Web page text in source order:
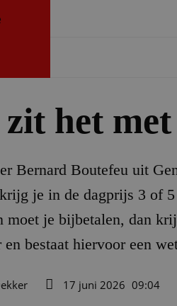
zit het
Bernard Boutefeu uit
je in de dagprijs 3 of
moet je bijbetalen, dan
en bestaat hiervoor een
17 juni 2026 09:04